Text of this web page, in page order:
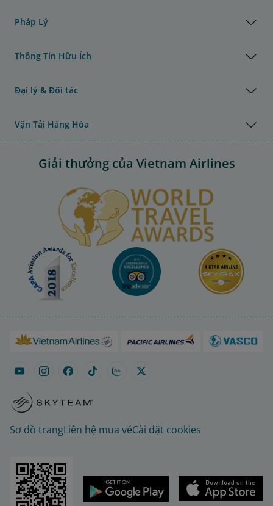
Pháp Lý
Thông Tin Hữu Ích
Đại lý & Đối tác
Vận Tải Hàng Hóa
Giải thưởng của Vietnam Airlines
Sơ đồ trangLiên hệ mua véCài đặt cookies